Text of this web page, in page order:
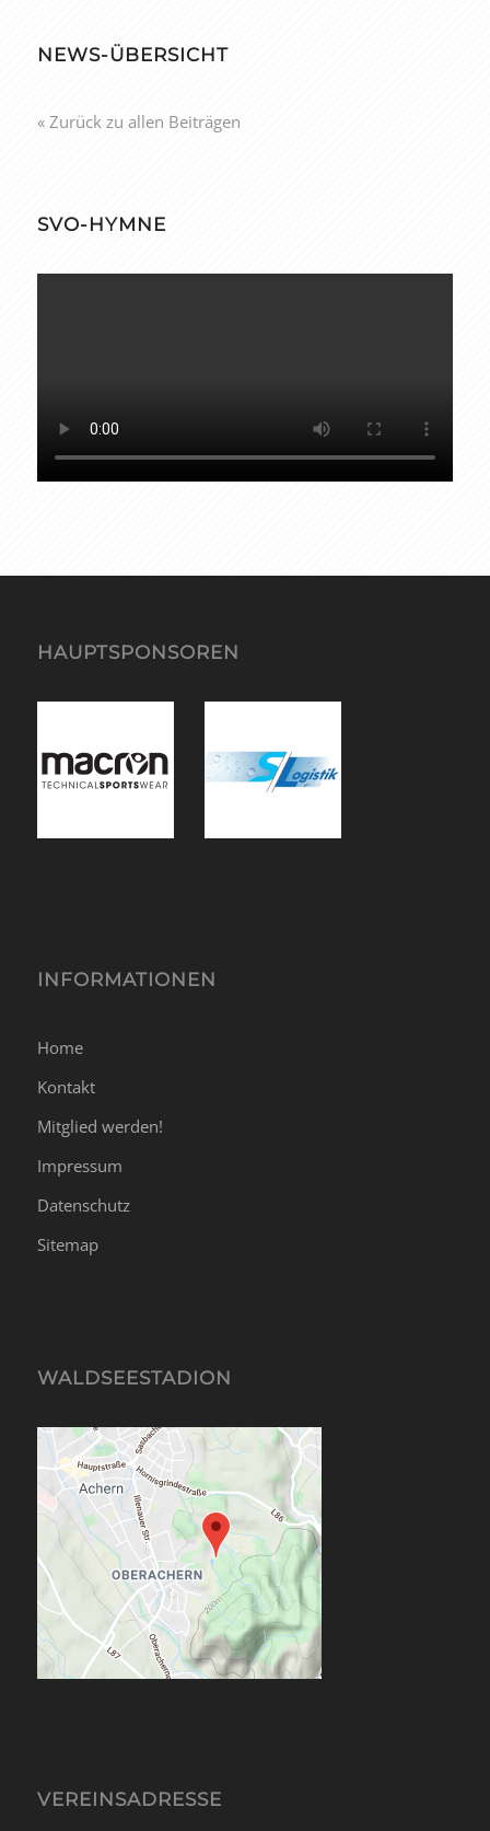
NEWS-ÜBERSICHT
« Zurück zu allen Beiträgen
SVO-HYMNE
HAUPTSPONSOREN
INFORMATIONEN
Home
Kontakt
Mitglied werden!
Impressum
Datenschutz
Sitemap
WALDSEESTADION
VEREINSADRESSE